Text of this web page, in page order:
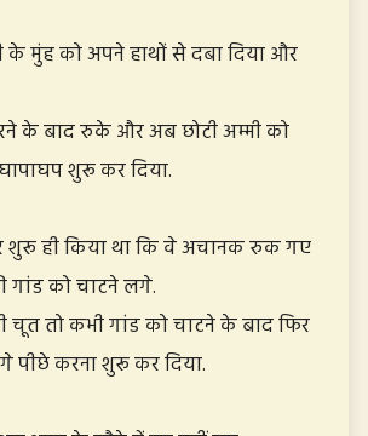
के मुंह को अपने हाथों से दबा दिया और
के बाद रुके और अब छोटी अम्मी को
शुरू कर दिया.
शुरू ही किया था कि वे अचानक रुक गए
गांड को चाटने लगे.
चूत तो कभी गांड को चाटने के बाद फिर
करना शुरू कर दिया.